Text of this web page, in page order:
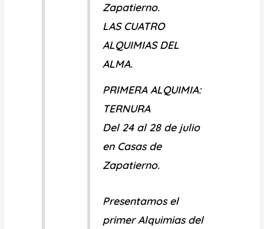
Zapatierno.
LAS CUATRO
ALQUIMIAS DEL
ALMA.
PRIMERA ALQUIMIA:
TERNURA
Del 24 al 28 de julio
en Casas de
Zapatierno.
Presentamos el
primerAlquimias del